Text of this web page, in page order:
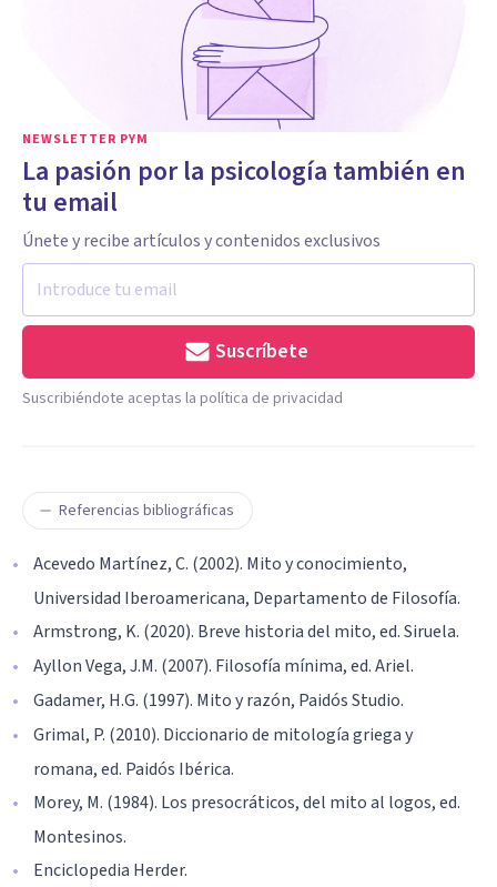
NEWSLETTER PYM
La pasión por la psicología también en
tu email
Únete y recibe artículos y contenidos exclusivos
Suscríbete
Suscribiéndote aceptas la política de privacidad
Referencias bibliográficas
Acevedo Martínez, C. (2002). Mito y conocimiento,
Universidad Iberoamericana, Departamento de Filosofía.
Armstrong, K. (2020). Breve historia del mito, ed. Siruela.
Ayllon Vega, J.M. (2007). Filosofía mínima, ed. Ariel.
Gadamer, H.G. (1997). Mito y razón, Paidós Studio.
Grimal, P. (2010). Diccionario de mitología griega y
romana, ed. Paidós Ibérica.
Morey, M. (1984). Los presocráticos, del mito al logos, ed.
Montesinos.
Enciclopedia Herder.